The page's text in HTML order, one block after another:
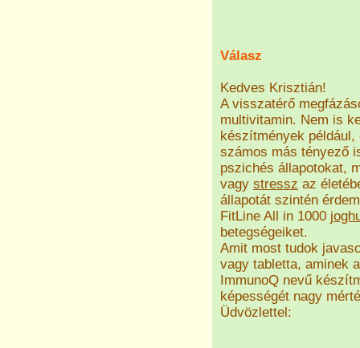
Válasz
Kedves Krisztián!
A visszatérő
multivitamin. Nem is
készítmények
számos más tényező
pszichés állapotokat,
vagy stressz az
állapotát szintén
FitLine All in 1000
betegségeiket.
Amit most tudok
vagy tabletta, aminek
ImmunoQ nevű
képességét nagy
Üdvözlettel: